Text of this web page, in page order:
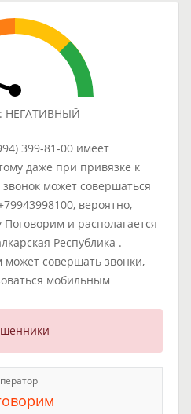
НЕГАТИВНЫЙ
399-81-00 имеет
даже при привязке к
может совершаться
вероятно,
и располагается
Республика .
совершать звонки,
мобильным